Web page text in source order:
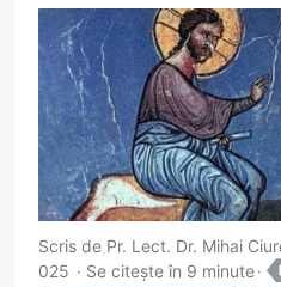
Scris de Pr. Lect. Dr. Mihai
025
Se citește în 9 minute